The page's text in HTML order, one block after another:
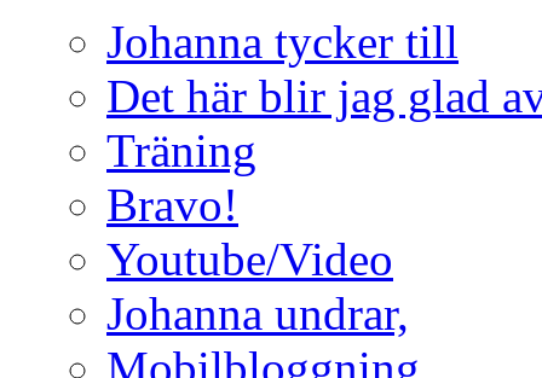
Johanna tycker till
Det här blir jag glad
Träning
Bravo!
Youtube/Video
Johanna undrar,